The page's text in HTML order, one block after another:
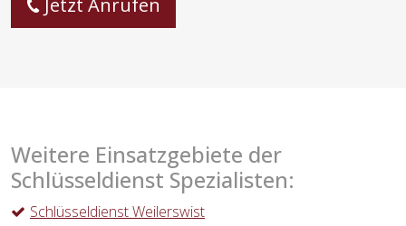
Jetzt Anrufen
Weitere Einsatzgebiete der
Schlüsseldienst Spezialisten:
Schlüsseldienst Weilerswist